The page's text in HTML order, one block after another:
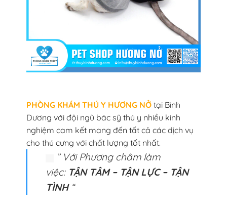
PHÒNG KHÁM THÚ Y HƯƠNG NỞtại Bình
Dương với đội ngũ bác sỹ thú y nhiều kinh
nghiệm cam kết mang đến tất cả các dịch vụ
cho thú cưng với chất lượng tốt nhất.
” Với Phương châm làm
việc: TẬN TÂM – TẬN LỰC – TẬN
TÌNH“